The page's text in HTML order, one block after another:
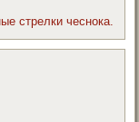
стрелки чеснока.